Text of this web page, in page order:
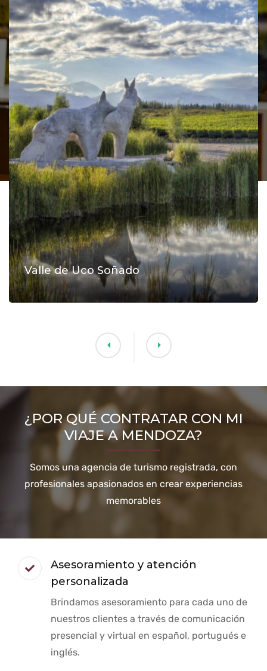
Valle de Uco Soñado
¿POR QUÉ CONTRATAR CON MI
VIAJE A MENDOZA?
Somos una agencia de turismo registrada, con
profesionales apasionados en crear experiencias
memorables
Asesoramiento y atención
personalizada
Brindamos asesoramiento para cada uno de
nuestros clientes a través de comunicación
presencial y virtual en español, portugués e
inglés.